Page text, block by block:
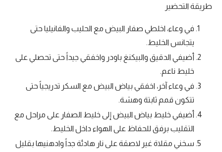
طريقة التحضير
في وعاء، اخلطي صفار البيض مع الحليب والفانيليا حتى
يتجانس الخليط.
أضيفي الدقيق والبيكنغ باودر واخفقي جيداً حتى تحصلي على
خليط ناعم.
في وعاء آخر، اخفقي بياض البيض مع السكر تدريجياً حتى
تتكون قمم ثابتة وهشة.
أضيفي خليط بياض البيض إلى خليط الصفار على مراحل مع
التقليب برفق للحفاظ على الهواء داخل الخليط.
سخني مقلاة غير لاصقة على نار هادئة جداً وادهنيها بقليل